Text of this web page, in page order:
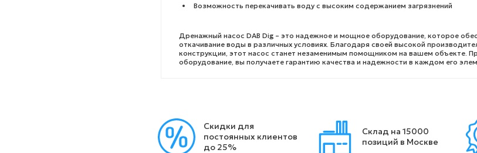
Возможность перекачивать воду с высоким содержанием загрязнений
Дренажный насос DAB Dig – это надежное и мощное оборудование, которое
откачивание воды в различных условиях. Благодаря своей высокой
конструкции, этот насос станет незаменимым помощником на вашем объекте.
оборудование, вы получаете гарантию качества и надежности в каждом его
Скидки для
постоянных клиентов
до 25%
Склад на 15000
позиций в Москве